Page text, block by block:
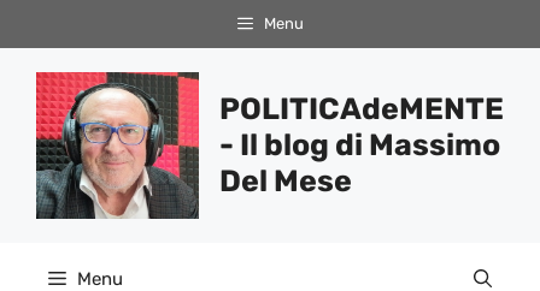
al
contenuto
Menu
POLITICAdeMENTE
- Il blog di Massimo
Del Mese
Menu